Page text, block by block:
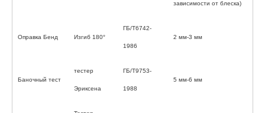
зависимости от блеска)
Оправка Бенд Изгиб 180°
ГБ/Т6742-
1986
2 мм-3 мм
Баночный тест
тестер
Эриксена
ГБ/Т9753-
1988
5 мм-6 мм